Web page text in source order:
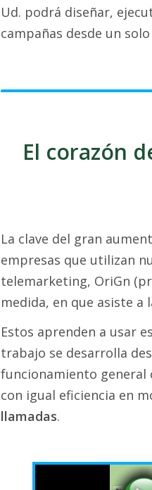
Ud. podrá diseñar,
campañas desde un
El corazón
La clave del gran
empresas que utilizan
telemarketing, OriGn
medida, en que asiste a
Estos aprenden a usar
trabajo se desarrolla
funcionamiento general
con igual eficiencia en
llamadas.